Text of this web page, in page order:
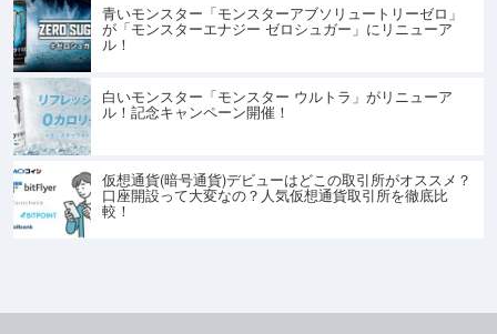
青いモンスター「モンスターアブソリュートリーゼロ」
が「モンスターエナジー ゼロシュガー」にリニューア
ル！
白いモンスター「モンスター ウルトラ」がリニューア
ル！記念キャンペーン開催！
仮想通貨(暗号通貨)デビューはどこの取引所がオススメ？
口座開設って大変なの？人気仮想通貨取引所を徹底比
較！